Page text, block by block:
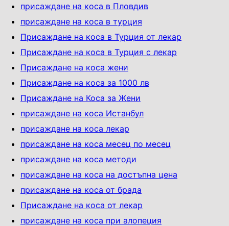
присаждане на коса в Пловдив
присаждане на коса в турция
Присаждане на коса в Турция от лекар
Присаждане на коса в Турция с лекар
Присаждане на коса жени
Присаждане на коса за 1000 лв
Присаждане на Коса за Жени
присаждане на коса Истанбул
присаждане на коса лекар
присаждане на коса месец по месец
присаждане на коса методи
присаждане на коса на достъпна цена
присаждане на коса от брада
Присаждане на коса от лекар
присаждане на коса при алопеция